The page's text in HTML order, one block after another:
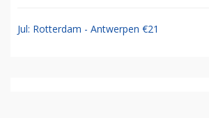
Jul: Rotterdam - Antwerpen €21